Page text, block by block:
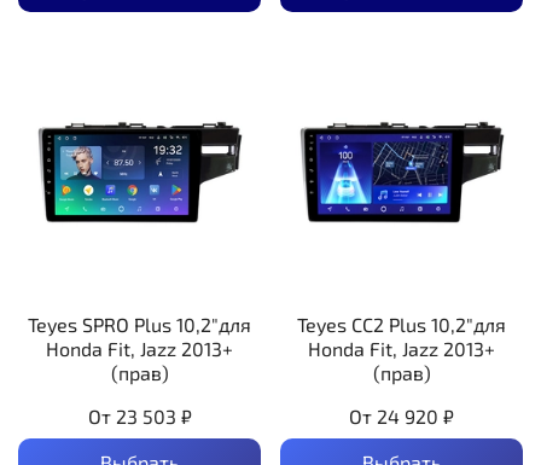
Teyes SPRO Plus 10,2"для
Honda Fit, Jazz 2013+
(прав)
От 23 503 ₽
Teyes CC2 Plus 10,2"для
Honda Fit, Jazz 2013+
(прав)
От 24 920 ₽